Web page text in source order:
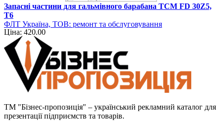
Запасні частини для гальмівного барабана TCM FD 30Z5,
T6
ФЛТ Україна, ТОВ: ремонт та обслуговування
навантажувально-розвантажувальної техніки
Ціна: 420.00
ТМ "Бізнес-пропозиція" – український рекламний каталог для
презентації підприємств та товарів.